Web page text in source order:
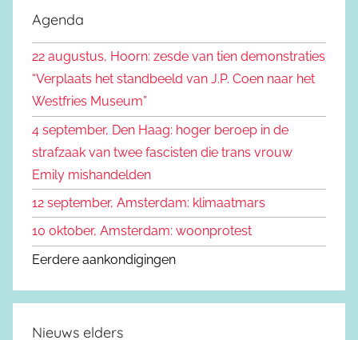
e
n
r
:
e
n
Agenda
22 augustus, Hoorn: zesde van tien demonstraties
“Verplaats het standbeeld van J.P. Coen naar het
Westfries Museum”
4 september, Den Haag: hoger beroep in de
strafzaak van twee fascisten die trans vrouw
Emily mishandelden
12 september, Amsterdam: klimaatmars
10 oktober, Amsterdam: woonprotest
Eerdere aankondigingen
Nieuws elders